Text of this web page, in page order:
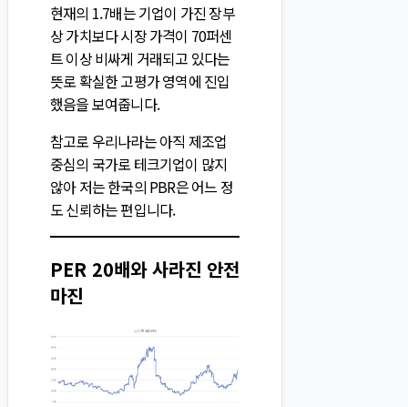
현재의 1.7배는 기업이 가진 장부
상 가치보다 시장 가격이 70퍼센
트 이상 비싸게 거래되고 있다는
뜻로 확실한 고평가 영역에 진입
했음을 보여줍니다.
참고로 우리나라는 아직 제조업
중심의 국가로 테크기업이 많지
않아 저는 한국의 PBR은 어느 정
도 신뢰하는 편입니다.
PER 20배와 사라진 안전
마진